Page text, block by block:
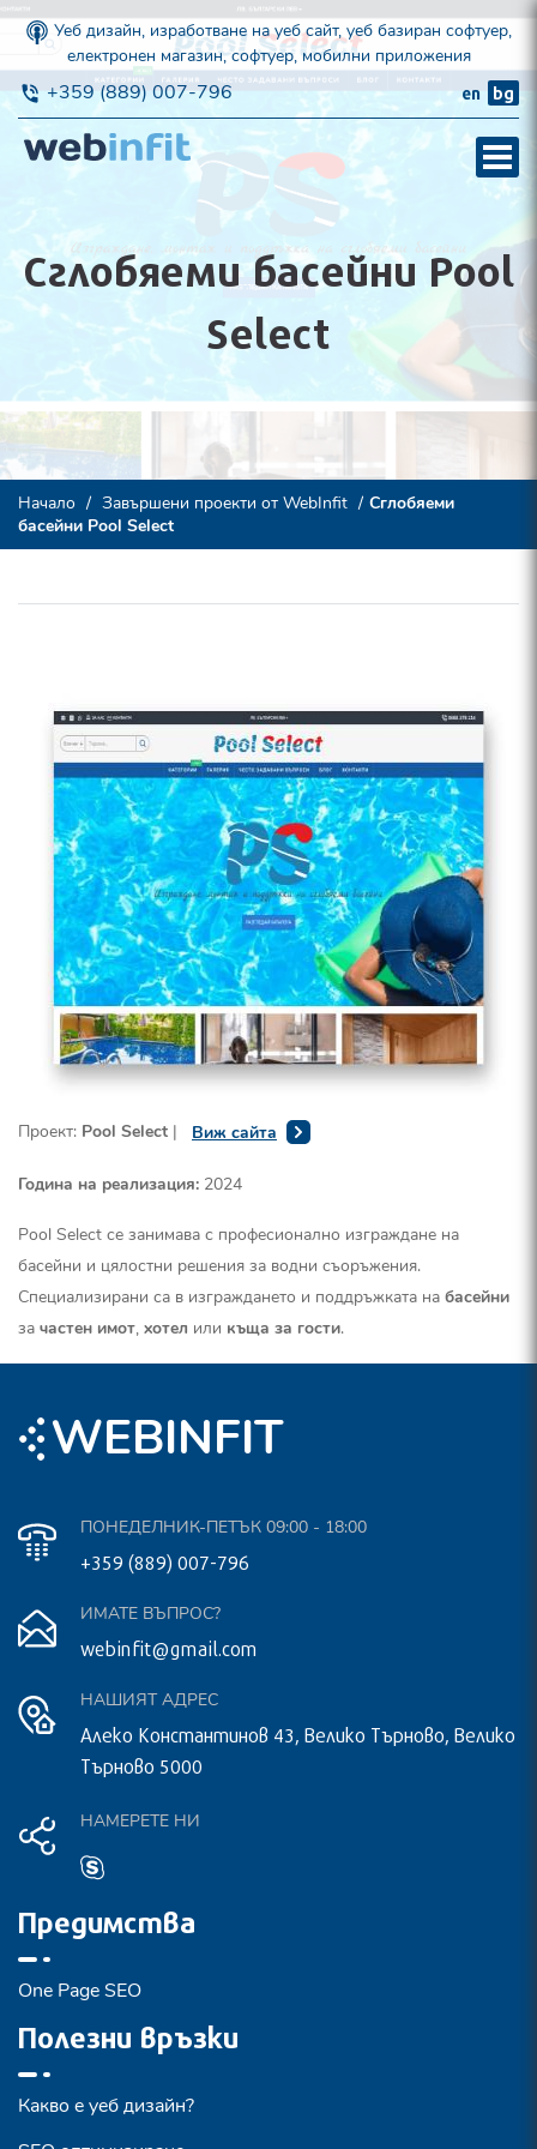
Уеб дизайн, изработване на уеб сайт, уеб базиран софтуер,
електронен магазин, софтуер, мобилни приложения
+359 (889) 007-796 en bg
Сглобяеми басейни Pool
Select
Начало Завършени проекти от WebInfit
Сглобяеми
басейни Pool Select
Проект: Pool Select | Виж сайта
Година на реализация: 2024
Pool Select се занимава с професионално изграждане на
басейни и цялостни решения за водни съоръжения.
Специализирани са в изграждането и поддръжката на басейни
за частен имот, хотел или къща за гости.
EBINFIT
W
ПОНЕДЕЛНИК-ПЕТЪК 09:00 - 18:00
+359 (889) 007-796
ИМАТЕ ВЪПРОС?
webinfit@gmail.com
НАШИЯТ АДРЕС
Алеко Константинов 43, Велико Търново, Велико
Търново 5000
НАМЕРЕТЕ НИ
Предимства
One Page SEO
Полезни връзки
Какво е уеб дизайн?